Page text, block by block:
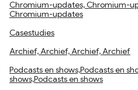
Chromium-updates, Chromium-
Chromium-updates
Casestudies
Archief, Archief, Archief, Archief
Podcasts en shows,Podcasts en
shows,Podcasts en shows